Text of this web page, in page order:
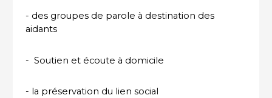
- des groupes de parole à destination des
aidants
- Soutien et écoute à domicile
- la préservation du lien social